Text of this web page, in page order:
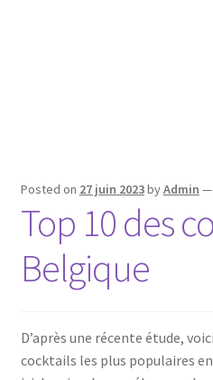
Liste des bars en Belgique
Mon compte
Page d’exemple
Posted on 27 juin 2023byAdmin —
Top 10 des
Belgique
D’après une récente étude,
cocktails les plus populaires